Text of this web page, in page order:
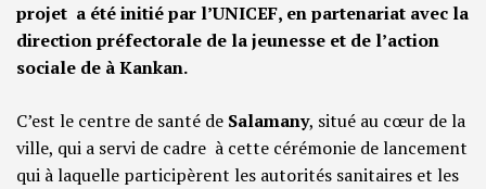
projet a été initié par l’UNICEF, en partenariat avec la
direction préfectorale de la jeunesse et de l’action
sociale de à Kankan.
C’est le centre de santé de Salamany, situé au cœur de la
ville, qui a servi de cadre à cette cérémonie de lancement
qui à laquelle participèrent les autorités sanitaires et les